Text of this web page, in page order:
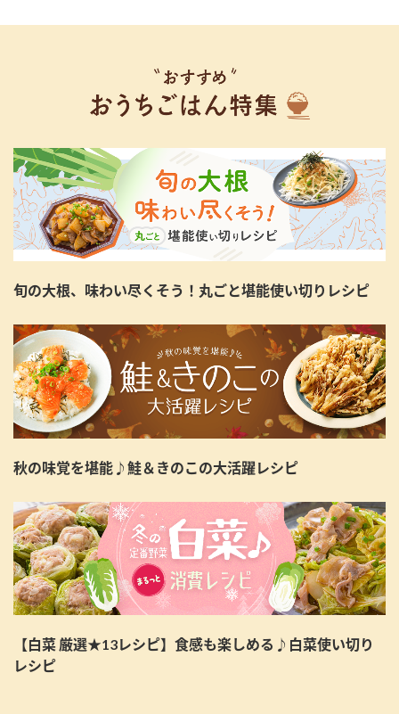
旬の大根、味わい尽くそう！丸ごと堪能使い切りレシピ
秋の味覚を堪能♪鮭＆きのこの大活躍レシピ
【白菜 厳選★13レシピ】食感も楽しめる♪白菜使い切り
レシピ